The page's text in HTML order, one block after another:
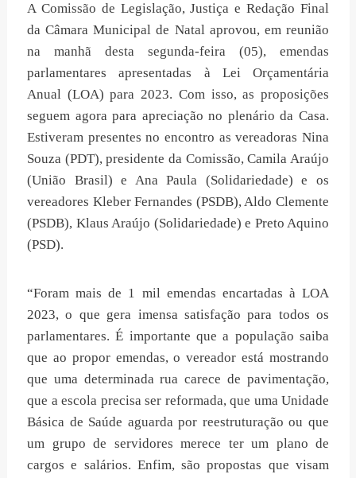
A Comissão de Legislação, Justiça e Redação Final
da Câmara Municipal de Natal aprovou, em reunião
na manhã desta segunda-feira (05), emendas
parlamentares apresentadas à Lei Orçamentária
Anual (LOA) para 2023. Com isso, as proposições
seguem agora para apreciação no plenário da Casa.
Estiveram presentes no encontro as vereadoras Nina
Souza (PDT), presidente da Comissão, Camila Araújo
(União Brasil) e Ana Paula (Solidariedade) e os
vereadores Kleber Fernandes (PSDB), Aldo Clemente
(PSDB), Klaus Araújo (Solidariedade) e Preto Aquino
(PSD).
“Foram mais de 1 mil emendas encartadas à LOA
2023, o que gera imensa satisfação para todos os
parlamentares. É importante que a população saiba
que ao propor emendas, o vereador está mostrando
que uma determinada rua carece de pavimentação,
que a escola precisa ser reformada, que uma Unidade
Básica de Saúde aguarda por reestruturação ou que
um grupo de servidores merece ter um plano de
cargos e salários. Enfim, são propostas que visam